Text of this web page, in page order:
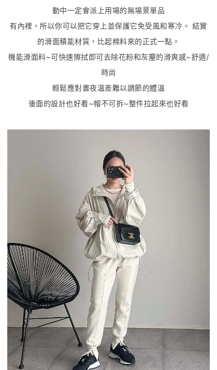
動中一定會派上用場的無場景單品
有內裡，所以你可以把它穿上並保護它免受風和寒冷。 結實
的滑面積能材質，比起棉料來的正式一點。
機能滑面料~可快速擦拭即可去除花粉和灰塵的滑爽感~舒適/
時尚
輕鬆應對晝夜溫差難以調節的體溫
後面的設計也好看~帽不可拆~整件拉起來也好看